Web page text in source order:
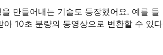
만들어내는 기술도 등장했어요. 예를 들
10초 분량의 동영상으로 변환할 수 있다